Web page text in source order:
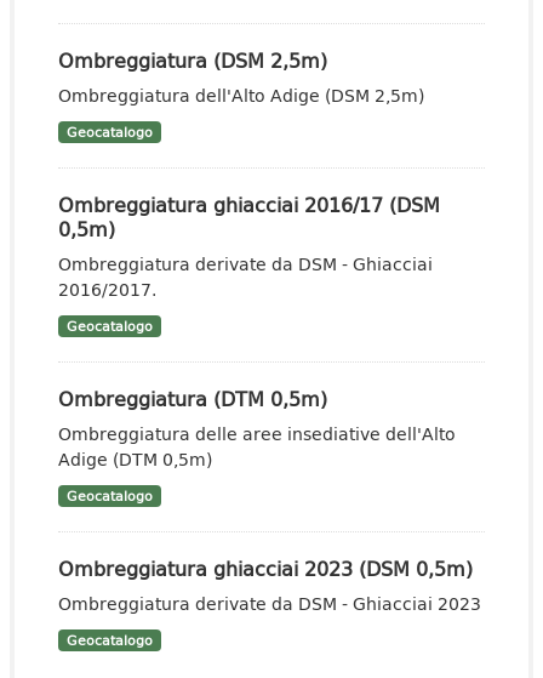
Ombreggiatura (DSM 2,5m)
Ombreggiatura dell'Alto Adige (DSM 2,5m)
Geocatalogo
Ombreggiatura ghiacciai 2016/17 (DSM
0,5m)
Ombreggiatura derivate da DSM - Ghiacciai
2016/2017.
Geocatalogo
Ombreggiatura (DTM 0,5m)
Ombreggiatura delle aree insediative dell'Alto
Adige (DTM 0,5m)
Geocatalogo
Ombreggiatura ghiacciai 2023 (DSM 0,5m)
Ombreggiatura derivate da DSM - Ghiacciai 2023
Geocatalogo